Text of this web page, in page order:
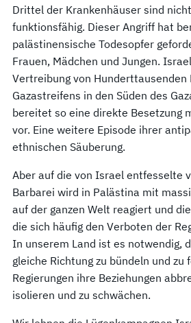
Drittel der Krankenhäuser sind
funktionsfähig. Dieser Angriff hat
palästinensische Todesopfer
Frauen, Mädchen und Jungen.
Vertreibung von Hunderttausenden
Gazastreifens in den Süden des
bereitet so eine direkte Besetzung
vor. Eine weitere Episode ihrer
ethnischen Säuberung.
Aber auf die von Israel entfesselte
Barbarei wird in Palästina mit
auf der ganzen Welt reagiert und
die sich häufig den Verboten der
In unserem Land ist es notwendig,
gleiche Richtung zu bündeln und zu
Regierungen ihre Beziehungen
isolieren und zu schwächen.